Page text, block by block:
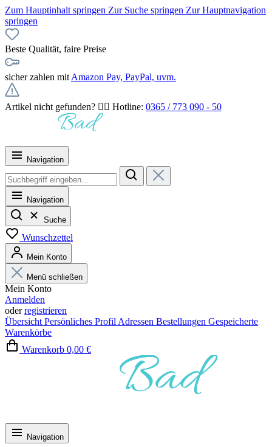
Zum Hauptinhalt springen Zur Suche springen Zur Hauptnavigation
springen
Beste Qualität, faire Preise
sicher zahlen mit Amazon Pay, PayPal, uvm.
Artikel nicht gefunden? 👉🏻 Hotline: 0365 / 773 090 - 50
Navigation
Navigation
Suche
Wunschzettel
Mein Konto
Menü schließen
Mein Konto
Anmelden
oderregistrieren
Übersicht Persönliches Profil Adressen Bestellungen Gespeicherte
Warenkörbe
Warenkorb 0,00 €
Navigation